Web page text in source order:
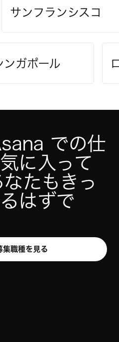
サンフランシスコ
ンガポール
での仕
に入って
たもきっ
はずで
集職種を見る